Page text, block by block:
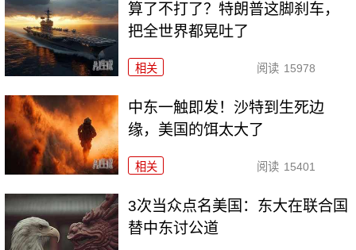
算了不打了？特朗普这脚刹车，
把全世界都晃吐了
相关 阅读 15978
中东一触即发！沙特到生死边
缘，美国的饵太大了
相关 阅读 15401
3次当众点名美国：东大在联合国
替中东讨公道